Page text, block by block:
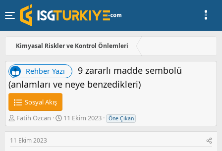
Kimyasal Riskler ve Kontrol Önlemleri
Rehber Yazı
9 zararlı madde sembolü
(anlamları ve neye benzedikleri)
Sosyal Akış
K
o
u
Fatih Özcan
B
a
l
11 Ekim 2023 Öne Çıkan
11 Ekim 2023